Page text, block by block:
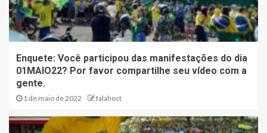
Enquete: Você participou das manifestações do dia
01MAIO22? Por favor compartilhe seu vídeo com a
gente.
1 de maio de 2022 falahost